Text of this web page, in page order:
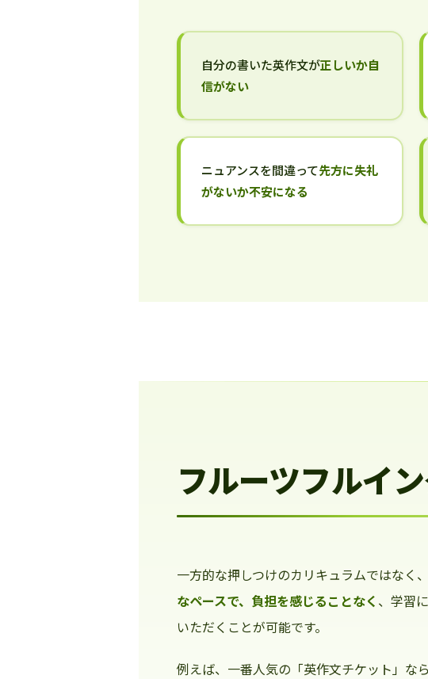
自分の書いた英作文が正しいか自
信がない
ニュアンスを間違って先方に失礼
がないか不安になる
フルーツフルイ
一方的な押しつけのカリキュラムではなく、
なペースで、負担を感じることなく 、学習
いただくことが可能です。
例えば、一番人気の「英作文チケット」な